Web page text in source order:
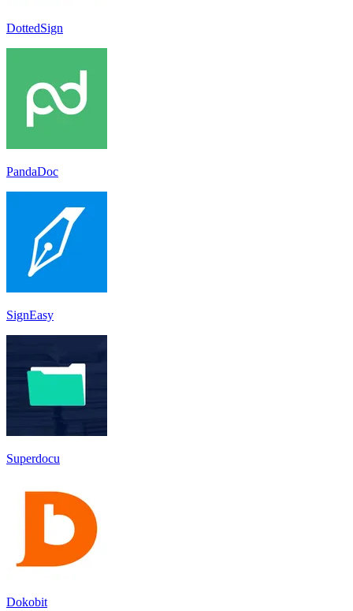
DottedSign
PandaDoc
SignEasy
Superdocu
Dokobit